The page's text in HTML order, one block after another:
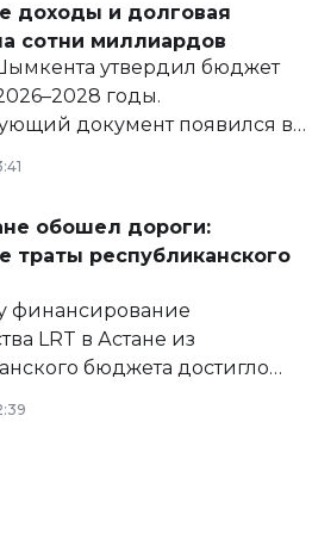
доходы и долговая
сотни миллиардов
утвердил бюджет
годы.
документ появился в
города.
обошел дороги:
траты республиканского
финансирование
LRT в Астане из
бюджета достигло